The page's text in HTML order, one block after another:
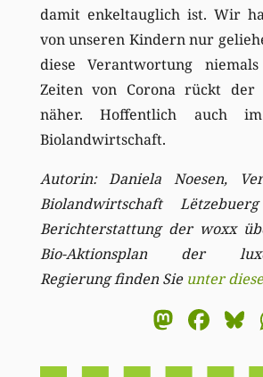
damit enkeltauglich ist. Wir
von unseren Kindern nur
diese Verantwortung
Zeiten von Corona rückt der
näher. Hoffentlich auch
Biolandwirtschaft.
Autorin: Daniela Noesen,
Biolandwirtschaft
Berichterstattung der woxx
Bio-Aktionsplan der
Regierung finden Sie unter